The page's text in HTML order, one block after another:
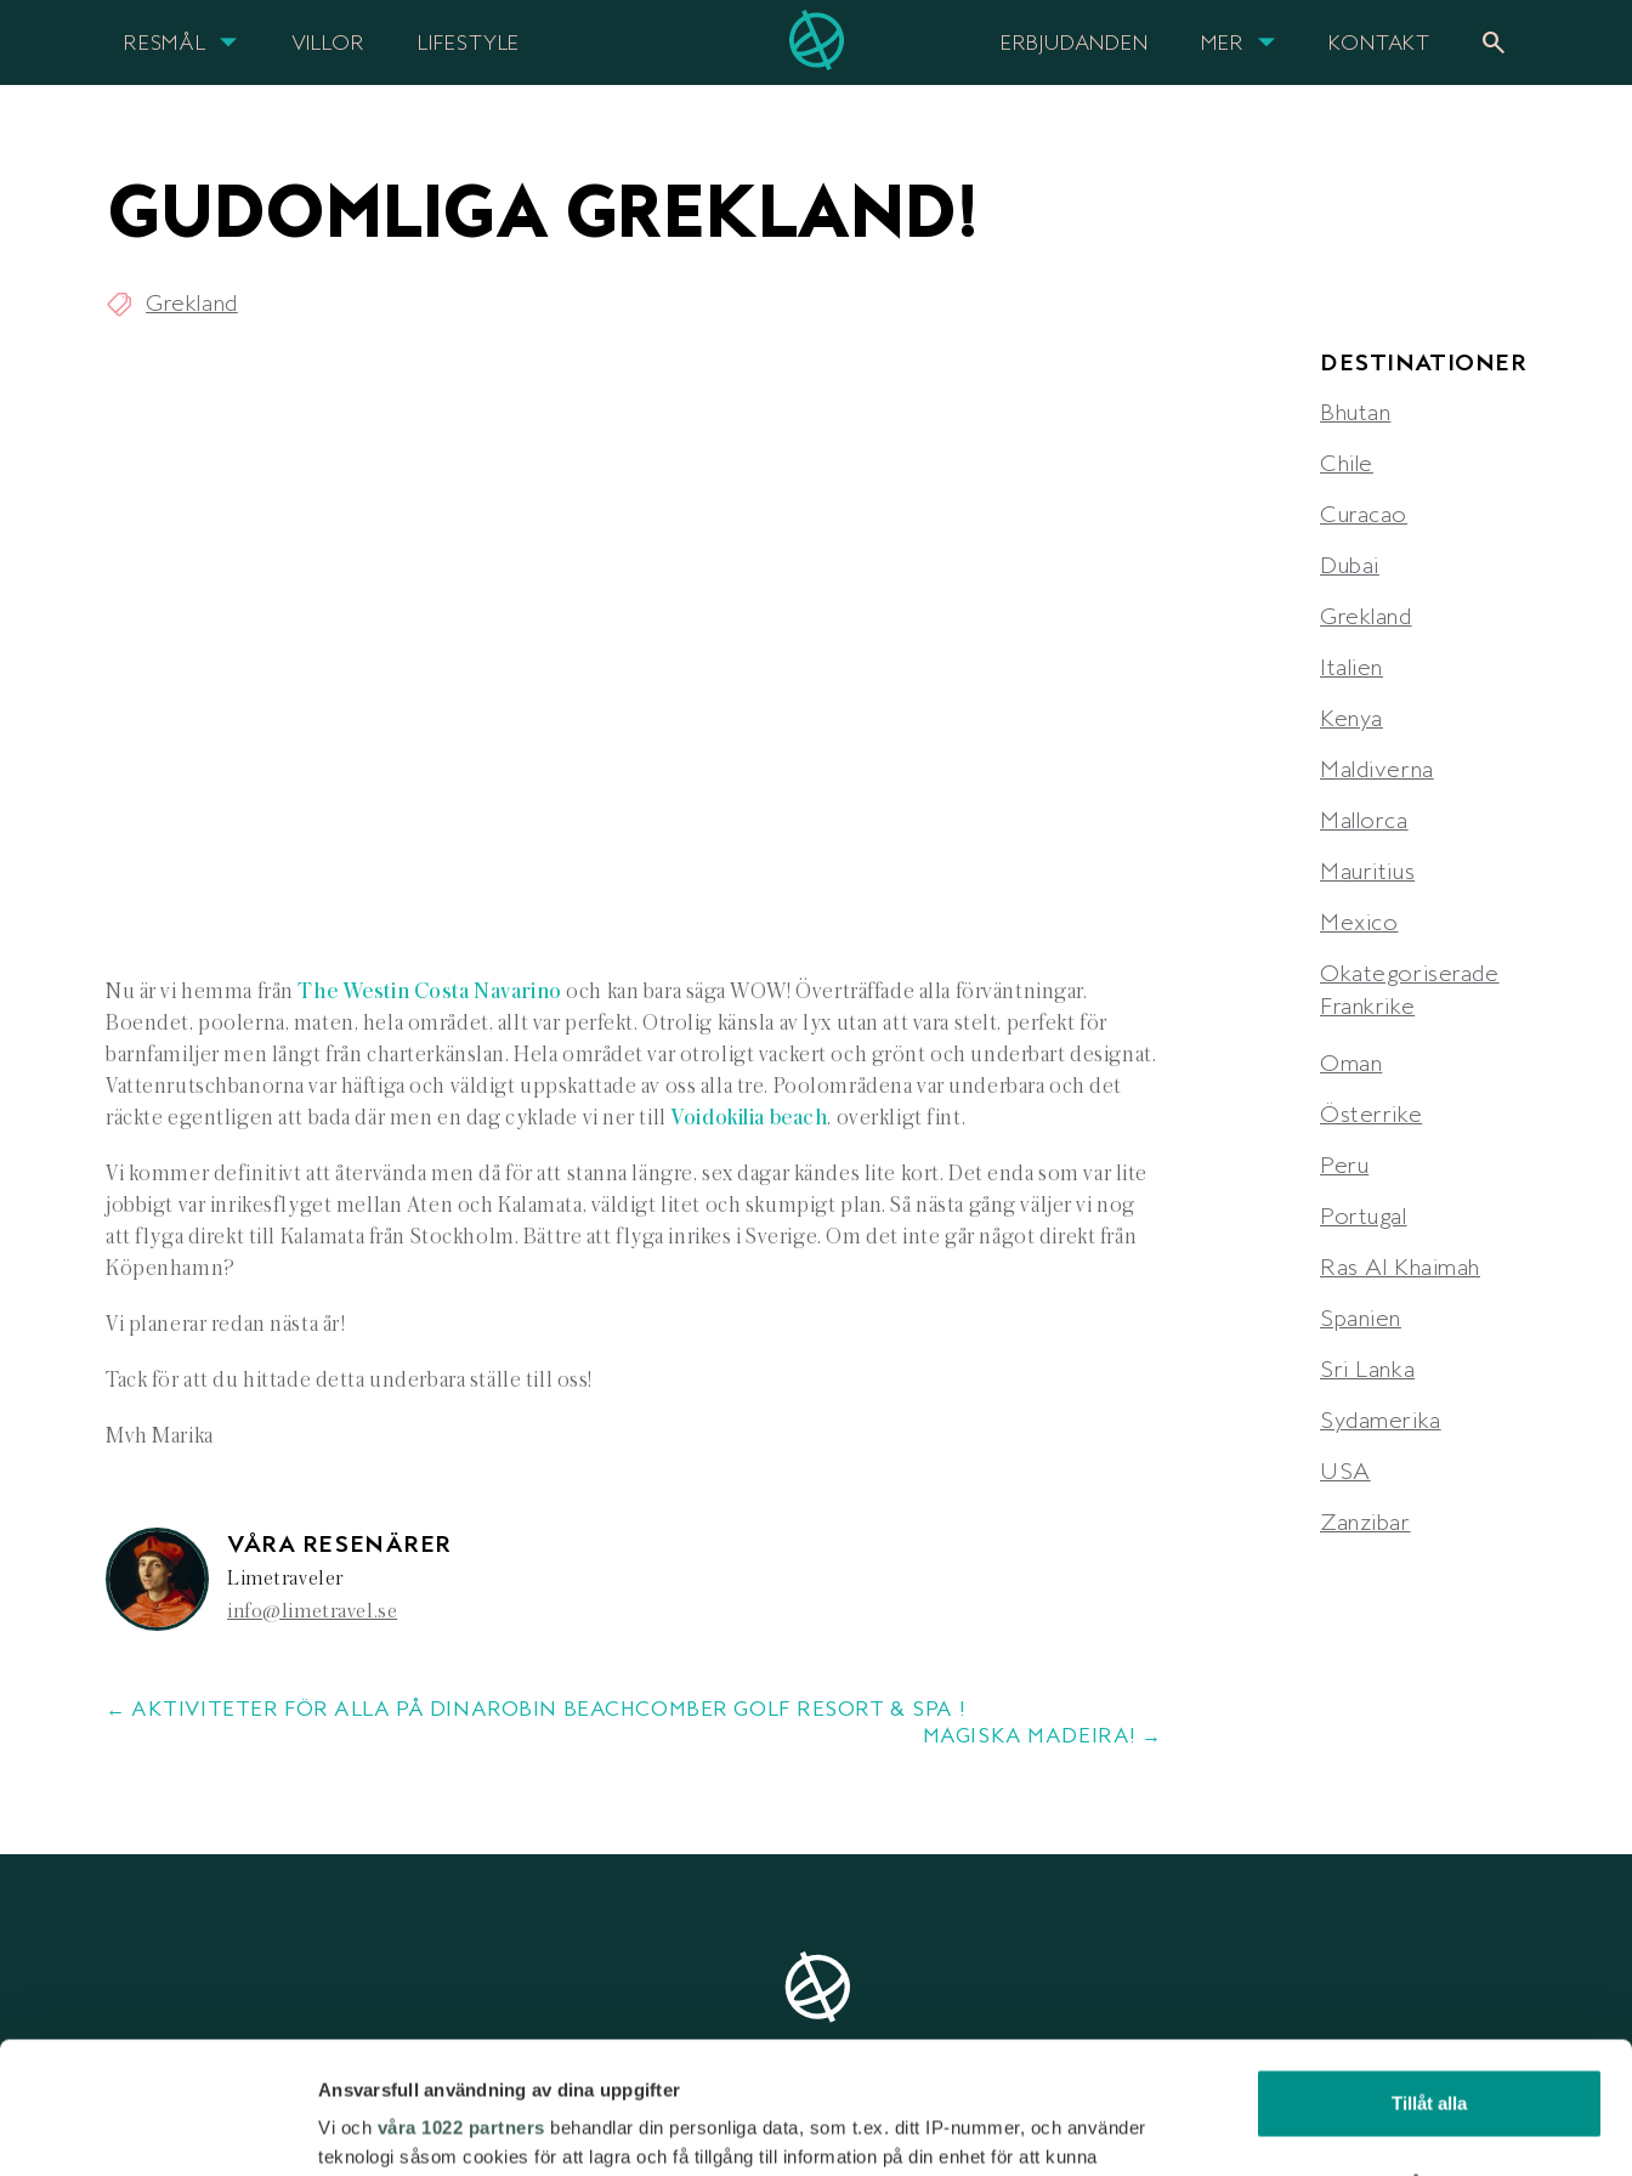
Ansvarsfull användning av dina uppgifter
Vi och våra 1022 partners behandlar din personliga data, som t.ex. ditt IP-nummer, och använder
teknologi såsom cookies för att lagra och få tillgång till information på din enhet för att kunna
Tillåt alla
RESMÅL VILLOR LIFESTYLE ERBJUDANDEN MER KONTAKT search
GUDOMLIGA GREKLAND!
Grekland
Nu är vi hemma frånThe Westin Costa Navarinooch kan bara säga WOW! Överträffade alla förväntningar.
Boendet, poolerna, maten, hela området, allt var perfekt. Otrolig känsla av lyx utan att vara stelt, perfekt för
barnfamiljer men långt från charterkänslan. Hela området var otroligt vackert och grönt och underbart designat.
Vattenrutschbanorna var häftiga och väldigt uppskattade av oss alla tre. Poolområdena var underbara och det
räckte egentligen att bada där men en dag cyklade vi ner tillVoidokilia beach, overkligt fint.
Vi kommer definitivt att återvända men då för att stanna längre, sex dagar kändes lite kort. Det enda som var lite
jobbigt var inrikesflyget mellan Aten och Kalamata, väldigt litet och skumpigt plan. Så nästa gång väljer vi nog
att flyga direkt till Kalamata från Stockholm. Bättre att flyga inrikes i Sverige. Om det inte går något direkt från
Köpenhamn?
Vi planerar redan nästa år!
Tack för att du hittade detta underbara ställe till oss!
Mvh Marika
VÅRA RESENÄRER
Limetraveler
info@limetravel.se
← AKTIVITETER FÖR ALLA PÅ DINAROBIN BEACHCOMBER GOLF RESORT & SPA !
MAGISKA MADEIRA! →
DESTINATIONER
Bhutan
Chile
Curacao
Dubai
Grekland
Italien
Kenya
Maldiverna
Mallorca
Mauritius
Mexico
Okategoriserade
Frankrike
Oman
Österrike
Peru
Portugal
Ras Al Khaimah
Spanien
Sri Lanka
Sydamerika
USA
Zanzibar